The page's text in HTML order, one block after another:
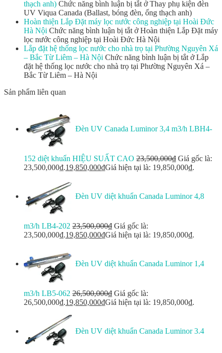
thạch anh) Chức năng bình luận bị tắt ở Thay phụ kiện đèn
UV Viqua Canada (Ballast, bóng đèn, ống thạch anh)
Hoàn thiện Lắp Đặt máy lọc nước công nghiệp tại Hoài Đức
Hà Nội Chức năng bình luận bị tắt ở Hoàn thiện Lắp Đặt máy
lọc nước công nghiệp tại Hoài Đức Hà Nội
Lắp đặt hệ thống lọc nước cho nhà trọ tại Phường Nguyên Xá
– Bắc Từ Liêm – Hà Nội Chức năng bình luận bị tắt ở Lắp
đặt hệ thống lọc nước cho nhà trọ tại Phường Nguyên Xá –
Bắc Từ Liêm – Hà Nội
Sản phẩm liên quan
Đèn UV Canada Luminor 3,4 m3/h LBH4-
152 diệt khuẩn HIỆU SUẤT CAO 23,500,000₫ Giá gốc là:
23,500,000₫.19,850,000₫Giá hiện tại là: 19,850,000₫.
Đèn UV diệt khuẩn Canada Luminor 4,8
m3/h LB4-202 23,500,000₫ Giá gốc là:
23,500,000₫.19,850,000₫Giá hiện tại là: 19,850,000₫.
Đèn UV diệt khuẩn Canada Luminor 1,4
m3/h LB5-062 26,500,000₫ Giá gốc là:
26,500,000₫.19,850,000₫Giá hiện tại là: 19,850,000₫.
Đèn UV diệt khuẩn Canada Luminor 3.4